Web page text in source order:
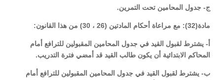
ج- جدول المحامين تحت التمرين.
مادة(32): مع مراعاة أحكام المادتين (26 ، 30) من هذا القانون:
أ- يشترط لقبول القيد في جدول المحامين المقبولين للترافع أمام
المحاكم الابتدائية أن يكون طالب القيد قد أمضي فترة التدريب.
ب- يشترط لقبول القيد في جدول المحامين المقبولين للترافع أمام